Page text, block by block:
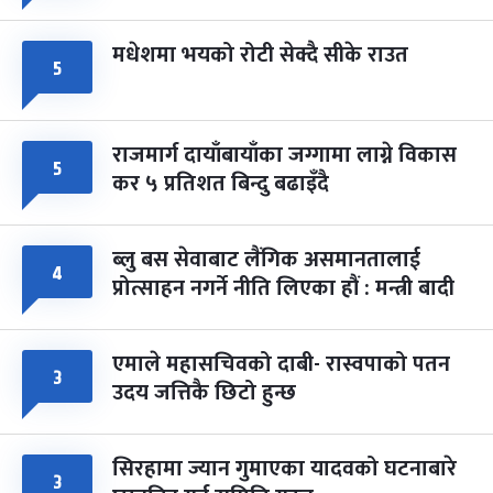
५ मधेशमा भयको रोटी सेक्दै सीके राउत
५ राजमार्ग दायाँबायाँका जग्गामा लाग्ने विकास
कर ५ प्रतिशत बिन्दु बढाइँदै
४ ब्लु बस सेवाबाट लैंगिक असमानतालाई
प्रोत्साहन नगर्ने नीति लिएका हौं : मन्त्री बादी
३ एमाले महासचिवको दाबी- रास्वपाको पतन
उदय जत्तिकै छिटो हुन्छ
३ सिरहामा ज्यान गुमाएका यादवको घटनाबारे